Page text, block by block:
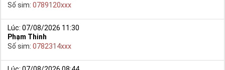
Số sim: 0789120xxx
Lúc: 07/08/2026 11:30
Phạm Thinh
Số sim: 0782314xxx